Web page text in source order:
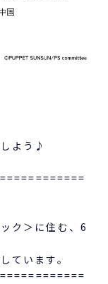
よう♪
ク＞に住む、6
ています。